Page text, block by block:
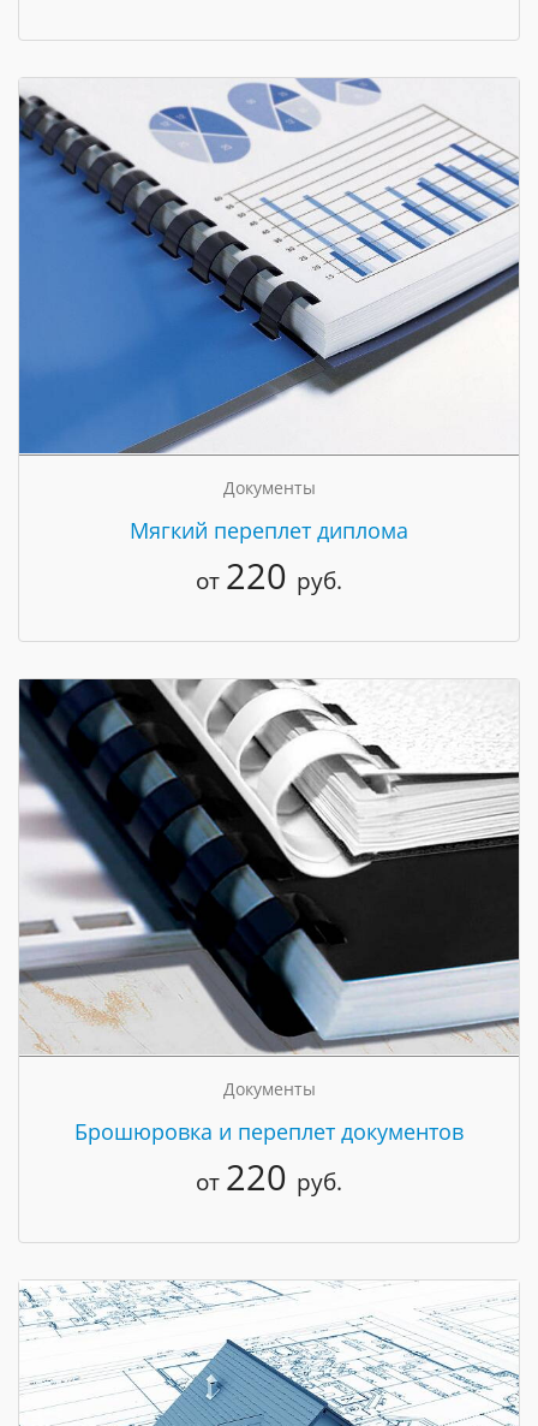
Документы
Мягкий переплет диплома
от 220 руб.
Документы
Брошюровка и переплет документов
от 220 руб.